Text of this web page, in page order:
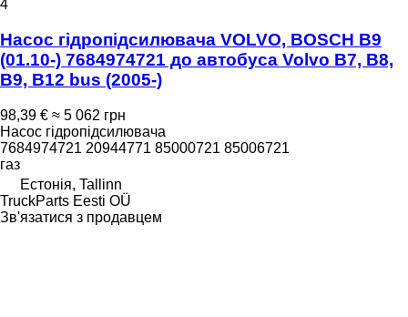
4
Насос гідропідсилювача VOLVO, BOSCH B9
(01.10-) 7684974721 до автобуса Volvo B7, B8,
B9, B12 bus (2005-)
98,39 € ≈ 5 062 грн
Насос гідропідсилювача
7684974721 20944771 85000721 85006721
газ
Естонія, Tallinn
TruckParts Eesti OÜ
Зв'язатися з продавцем